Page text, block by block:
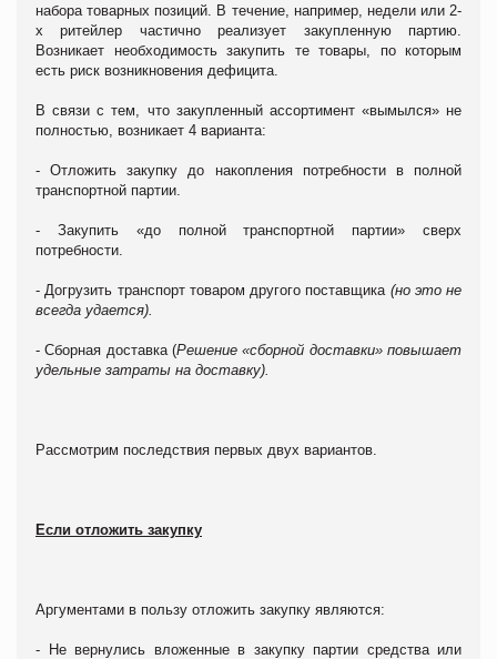
набора товарных позиций. В течение, например, недели или 2-
х ритейлер частично реализует закупленную партию.
Возникает необходимость закупить те товары, по которым
есть риск возникновения дефицита.
В связи с тем, что закупленный ассортимент «вымылся» не
полностью, возникает 4 варианта:
- Отложить закупку до накопления потребности в полной
транспортной партии.
- Закупить «до полной транспортной партии» сверх
потребности.
- Догрузить транспорт товаром другого поставщика (но это не
всегда удается).
- Сборная доставка (Решение «сборной доставки» повышает
удельные затраты на доставку).
Рассмотрим последствия первых двух вариантов.
Если отложить закупку
Аргументами в пользу отложить закупку являются:
- Не вернулись вложенные в закупку партии средства или